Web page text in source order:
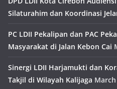
Silaturahim dan Koordinasi
PC LDII Pekalipan dan PAC
Masyarakat di Jalan Kebon Cai
Sinergi LDII Harjamukti dan
Takjil di Wilayah Kalijaga